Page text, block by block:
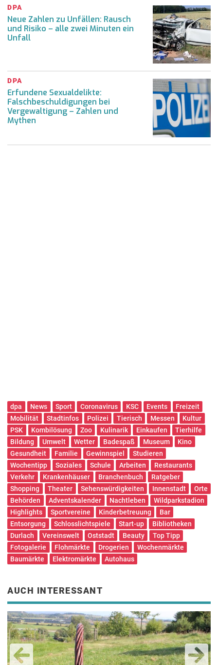
DPA
Neue Zahlen zu Unfällen: Rausch
und Risiko – alle zwei Minuten ein
Unfall
DPA
Erfundene Sexualdelikte:
Falschbeschuldigungen bei
Vergewaltigung – Zahlen und
Mythen
dpa News Sport Coronavirus KSC Events
Freizeit
Mobilität
Stadtinfos Polizei Tierisch Messen
Kultur
PSK
Kombilösung Zoo Kulinarik Einkaufen
Tierhilfe
Bildung
Umwelt Wetter Badespaß Museum
Kino
Gesundheit
Familie Gewinnspiel
Studieren
Wochentipp
Soziales Schule Arbeiten
Restaurants
Verkehr
Krankenhäuser Branchenbuch
Ratgeber
Shopping
Theater Sehenswürdigkeiten Innenstadt
Orte
Behörden
Adventskalender Nachtleben
Wildparkstadion
Highlights
Sportvereine Kinderbetreuung
Bar
Entsorgung
Schlosslichtspiele Start-up
Bibliotheken
Durlach
Vereinswelt Oststadt Beauty
Top Tipp
Fotogalerie
Flohmärkte Drogerien
Wochenmärkte
Baumärkte
Elektromärkte Autohaus
AUCH INTERESSANT